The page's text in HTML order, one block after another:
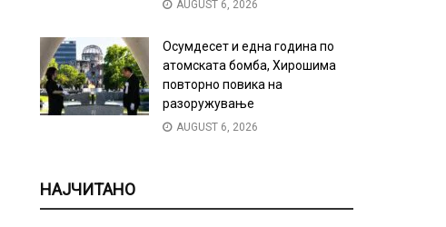
AUGUST 6, 2026
Осумдесет и една година по
атомската бомба, Хирошима
повторно повика на
разоружување
AUGUST 6, 2026
НАЈЧИТАНО